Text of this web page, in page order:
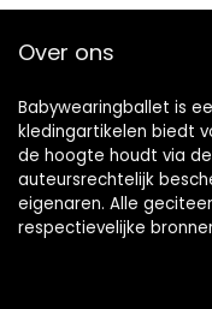
Over ons
Babywearingballet is
kledingartikelen biedt
de hoogte houdt via
auteursrechtelijk
eigenaren. Alle
respectievelijke